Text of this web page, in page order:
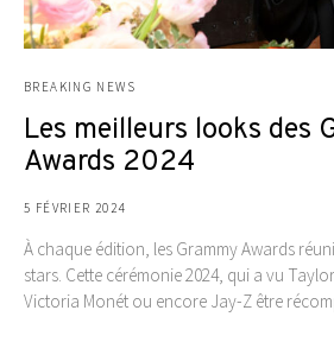
BREAKING NEWS
Les meilleurs looks des
Awards 2024
5 FÉVRIER 2024
À chaque édition, les Grammy Awards
stars. Cette cérémonie 2024, qui a vu
Victoria Monét ou encore Jay-Z être